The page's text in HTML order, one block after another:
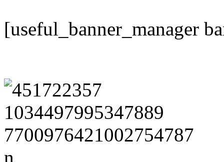
[useful_banner_manager